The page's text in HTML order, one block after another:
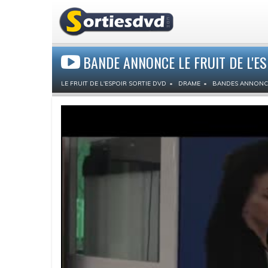
BANDE ANNONCE LE FRUIT DE
LE FRUIT DE L'ESPOIR SORTIE DVD DRAME BANDES